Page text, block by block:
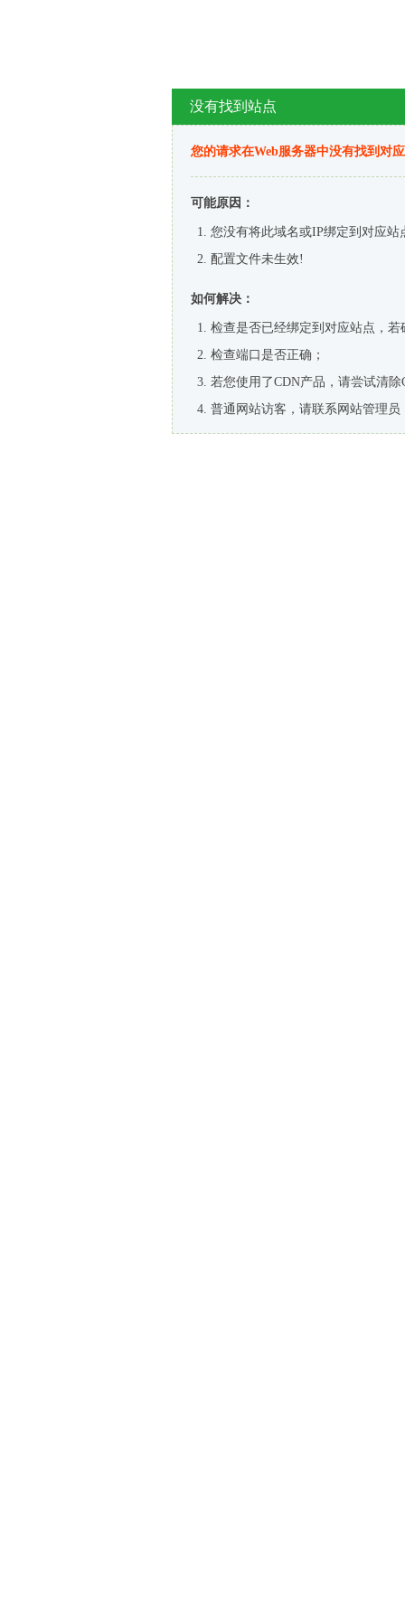
没有找到站点
您的请求在Web服务器中没有找到对
可能原因：
您没有将此域名或IP绑定到对应站
配置文件未生效!
如何解决：
检查是否已经绑定到对应站点，
检查端口是否正确；
若您使用了CDN产品，请尝试清除
普通网站访客，请联系网站管理员